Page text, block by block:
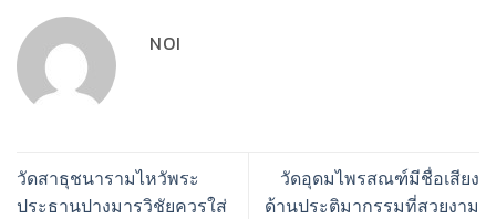
NOI
วัดสาธุชนารามไหวัพระ
ประธานปางมารวิชัยควรใส่
วัดอุดมไพรสณฑ์มีชื่อเสียง
ด้านประติมากรรมที่สวยงาม